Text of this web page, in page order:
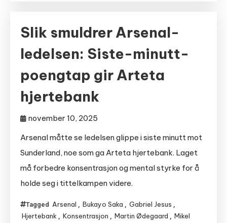
Slik smuldrer Arsenal-
ledelsen: Siste-minutt-
poengtap gir Arteta
hjertebank
november 10, 2025
Arsenal måtte se ledelsen glippe i siste minutt mot
Sunderland, noe som ga Arteta hjertebank. Laget
må forbedre konsentrasjon og mental styrke for å
holde seg i tittelkampen videre.
Tagged Arsenal , Bukayo Saka , Gabriel Jesus ,
Hjertebank , Konsentrasjon , Martin Ødegaard , Mikel